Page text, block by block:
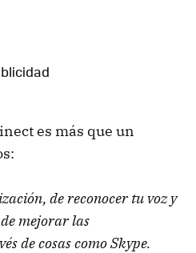
es más que un
de reconocer tu voz y
mejorar las
de cosas como Skype.